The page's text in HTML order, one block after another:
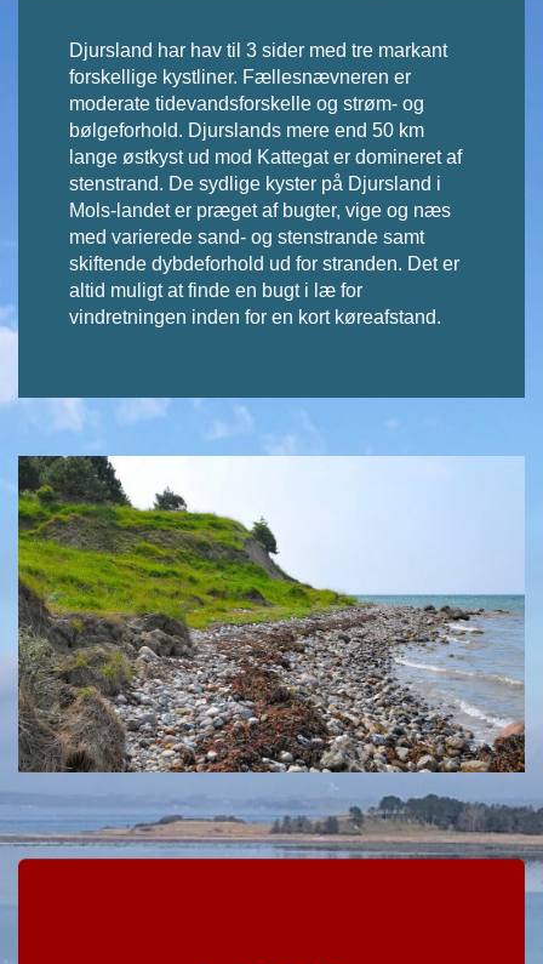
Djursland har hav til 3 sider med tre markant
forskellige kystliner. Fællesnævneren er
moderate tidevandsforskelle og strøm- og
bølgeforhold. Djurslands mere end 50 km
lange østkyst ud mod Kattegat er domineret af
stenstrand. De sydlige kyster på Djursland i
Mols-landet er præget af bugter, vige og næs
med varierede sand- og stenstrande samt
skiftende dybdeforhold ud for stranden. Det er
altid muligt at finde en bugt i læ for
vindretningen inden for en kort køreafstand.